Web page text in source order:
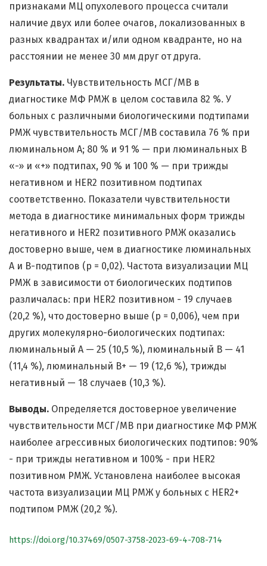
признаками МЦ опухолевого процесса считали
наличие двух или более очагов, локализованных в
разных квадрантах и/или одном квадранте, но на
расстоянии не менее 30 мм друг от друга.
Результаты. Чувствительность МСГ/МВ в
диагностике МФ РМЖ в целом составила 82 %. У
больных с различными биологическими подтипами
РМЖ чувствительность МСГ/МВ составила 76 % при
люминальном А; 80 % и 91 % — при люминальных В
«-» и «+» подтипах, 90 % и 100 % — при трижды
негативном и HER2 позитивном подтипах
соответственно. Показатели чувствительности
метода в диагностике минимальных форм трижды
негативного и HER2 позитивного РМЖ оказались
достоверно выше, чем в диагностике люминальных
А и В-подтипов (p = 0,02). Частота визуализации МЦ
РМЖ в зависимости от биологических подтипов
различалась: при HER2 позитивном - 19 случаев
(20,2 %), что достоверно выше (р = 0,006), чем при
других молекулярно-биологических подтипах:
люминальный A — 25 (10,5 %), люминальный B — 41
(11,4 %), люминальный B+ — 19 (12,6 %), трижды
негативный — 18 случаев (10,3 %).
Выводы. Определяется достоверное увеличение
чувствительности МСГ/МВ при диагностике МФ РМЖ
наиболее агрессивных биологических подтипов: 90%
- при трижды негативном и 100% - при HER2
позитивном РМЖ. Установлена наиболее высокая
частота визуализации МЦ РМЖ у больных с HER2+
подтипом РМЖ (20,2 %).
https://doi.org/10.37469/0507-3758-2023-69-4-708-714